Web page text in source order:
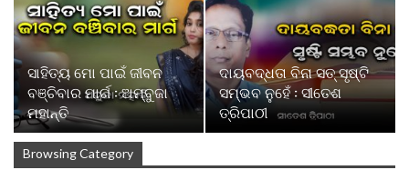
ସାହିତ୍ୟ ମୋ ପାଇଁ ଜୀବନ
ବଞ୍ଚିବାର ମାର୍ଗ : ଅମ୍ବୁଜା
ମହାନ୍ତି
ଦାୟବଦ୍ଧତା ବିନା ସତ୍ ସୃଷ୍ଟି
ସମ୍ଭବ ନୁହେଁ : ସୀତେଶ
ତ୍ରିପାଠୀ
Browsing Category